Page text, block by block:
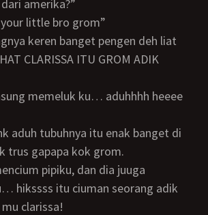
amerika?”
your little bro grom”
CLARISSA ITU GROM ADIK
trus gapapa kok grom.
hikssss itu ciuman seorang adik
clarissa!